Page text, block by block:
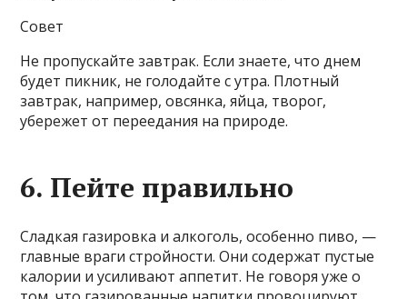
Совет
Не пропускайте завтрак. Если знаете, что днем
будет пикник, не голодайте с утра. Плотный
завтрак, например, овсянка, яйца, творог,
убережет от переедания на природе.
6. Пейте правильно
Сладкая газировка и алкоголь, особенно пиво, —
главные враги стройности. Они содержат пустые
калории и усиливают аппетит. Не говоря уже о